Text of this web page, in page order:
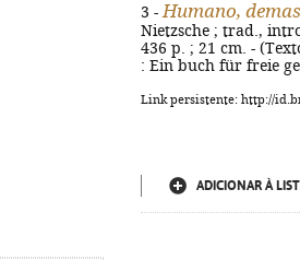
3 - Humano,
Nietzsche ; trad.,
436 p. ; 21 cm. -
: Ein buch für freie
Link persistente: http://
ADICIONAR À